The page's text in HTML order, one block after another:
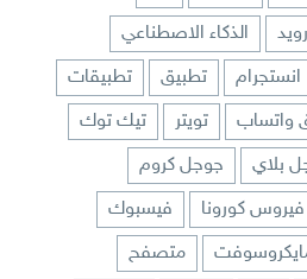
الذكاء الاصطناعي
انستجرام تطبيق
تطبيقات
واتساب تويتر
تيك توك
بلاي
جوجل كروم
فيروس كورونا
فيسبوك
متصفح